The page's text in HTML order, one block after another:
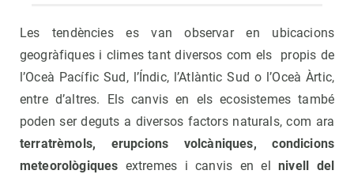
Les tendències es van observar en ubicacions
geogràfiques i climes tant diversos com els propis de
l’Oceà Pacífic Sud, l’Índic, l’Atlàntic Sud o l’Oceà Àrtic,
entre d’altres. Els canvis en els ecosistemes també
poden ser deguts a diversos factors naturals, com ara
terratrèmols, erupcions volcàniques, condicions
meteorològiques extremes i canvis en elnivell del